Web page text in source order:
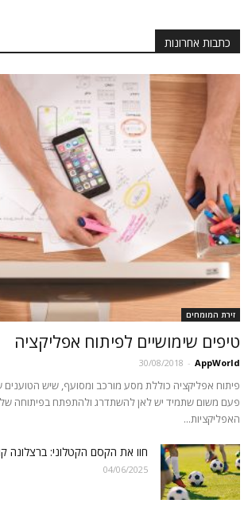
כתבות אחרונות
זירת המומחים
טיפים שימושיים לפיתוח אפליקציה
AppWorld
-
30/08/2018
פיתוח אפליקציה כוללת מסע מורכב ומסועף, שיש
פעם משום שתמיד יש לאן להשתדרג ולהתפתח בפיתוחה
האפליקציות...
חוו את הקסם הקטלוני: ברצלונה
04/06/2025